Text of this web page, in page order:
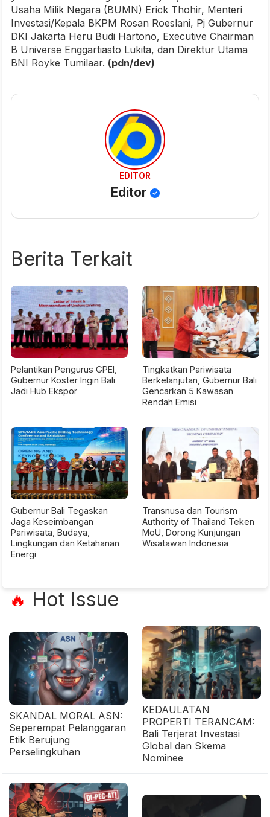
Usaha Milik Negara (BUMN) Erick Thohir, Menteri
Investasi/Kepala BKPM Rosan Roeslani, Pj Gubernur
DKI Jakarta Heru Budi Hartono, Executive Chairman
B Universe Enggartiasto Lukita, dan Direktur Utama
BNI Royke Tumilaar. (pdn/dev)
EDITOR
Editor
Berita Terkait
Pelantikan Pengurus GPEI,
Gubernur Koster Ingin Bali
Jadi Hub Ekspor
Tingkatkan Pariwisata
Berkelanjutan, Gubernur Bali
Gencarkan 5 Kawasan
Rendah Emisi
Gubernur Bali Tegaskan
Jaga Keseimbangan
Pariwisata, Budaya,
Lingkungan dan Ketahanan
Energi
Transnusa dan Tourism
Authority of Thailand Teken
MoU, Dorong Kunjungan
Wisatawan Indonesia
🔥 Hot Issue
SKANDAL MORAL ASN:
Seperempat Pelanggaran
Etik Berujung
Perselingkuhan
KEDAULATAN
PROPERTI TERANCAM:
Bali Terjerat Investasi
Global dan Skema
Nominee